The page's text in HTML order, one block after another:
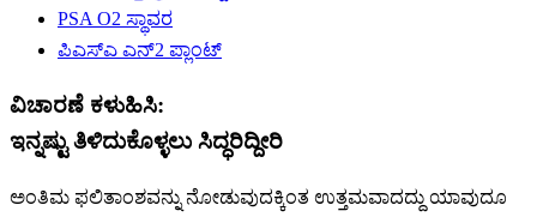
PSA O2 ಸ್ಥಾವರ
ಪಿಎಸ್ಎ ಎನ್2 ಪ್ಲಾಂಟ್
ವಿಚಾರಣೆ ಕಳುಹಿಸಿ:
ಇನ್ನಷ್ಟು ತಿಳಿದುಕೊಳ್ಳಲು ಸಿದ್ಧರಿದ್ದೀರಿ
ಅಂತಿಮ ಫಲಿತಾಂಶವನ್ನು ನೋಡುವುದಕ್ಕಿಂತ ಉತ್ತಮವಾದದ್ದು ಯಾವುದೂ